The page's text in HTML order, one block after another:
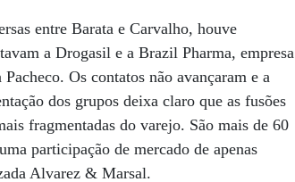
entre Barata e Carvalho, houve
a Drogasil e a Brazil Pharma, empresa
Os contatos não avançaram e a
dos grupos deixa claro que as fusões
fragmentadas do varejo. São mais de 60
participação de mercado de apenas
Alvarez & Marsal.